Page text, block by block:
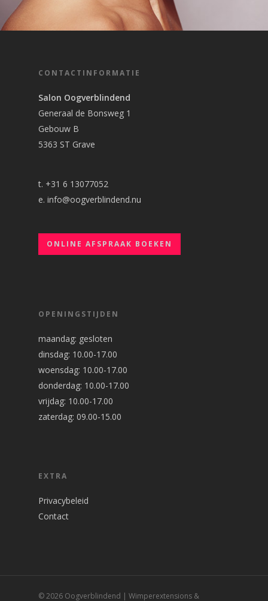
CONTACTINFORMATIE
Salon Oogverblindend
Generaal de Bonsweg 1
Gebouw B
5363 ST Grave
t. +31 6 13077052
e. info@oogverblindend.nu
ONLINE AFSPRAAK BOEKEN
OPENINGSTIJDEN
maandag: gesloten
dinsdag: 10.00-17.00
woensdag: 10.00-17.00
donderdag: 10.00-17.00
vrijdag: 10.00-17.00
zaterdag: 09.00-15.00
EXTRA
Privacybeleid
Contact
© 2026 Oogverblindend | Wimperextensions &